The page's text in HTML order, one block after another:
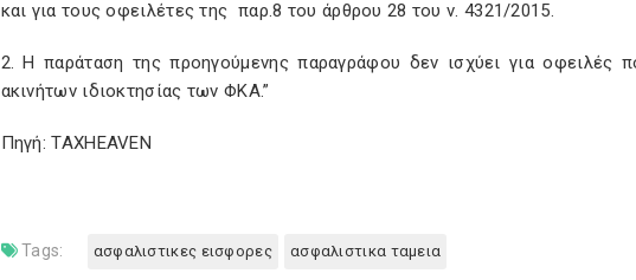
και για τους οφειλέτες της παρ.8 του άρθρου 28 του ν. 4321/2015.
2. Η παράταση της προηγούμενης παραγράφου δεν ισχύει για οφειλές
ακινήτων ιδιοκτησίας των ΦΚΑ.”
Πηγή: TAXHEAVEN
Tags: ασφαλιστικες εισφορες ασφαλιστικα ταμεια